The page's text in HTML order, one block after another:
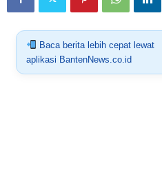
Baca berita lebih cepat lewat
aplikasi BantenNews.co.id